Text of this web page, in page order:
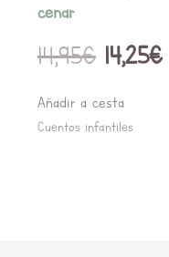
cenar
14,95€ 14,25€
Añadir a cesta
Cuentos infantiles